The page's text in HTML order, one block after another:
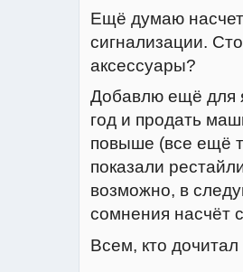
Ещё думаю насчет
сигнализации.
аксессуары?
Добавлю ещё для
год и продать
повыше (все ещё
показали
возможно, в
сомнения насчёт
Всем, кто